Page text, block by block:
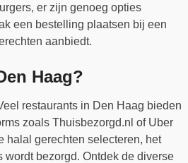
er zijn genoeg opties
een bestelling plaatsen bij een
aanbiedt.
Haag?
restaurants in Den Haag bieden
zoals Thuisbezorgd.nl of Uber
halal gerechten selecteren, het
bezorgd. Ontdek de diverse